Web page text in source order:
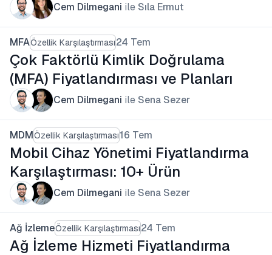
Cem Dilmegani ile Sıla Ermut
MFAÖzellik Karşılaştırması24 Tem
Çok Faktörlü Kimlik Doğrulama
(MFA) Fiyatlandırması ve Planları
Cem Dilmegani ile Sena Sezer
MDMÖzellik Karşılaştırması16 Tem
Mobil Cihaz Yönetimi Fiyatlandırma
Karşılaştırması: 10+ Ürün
Cem Dilmegani ile Sena Sezer
Ağ İzlemeÖzellik Karşılaştırması24 Tem
Ağ İzleme Hizmeti Fiyatlandırma